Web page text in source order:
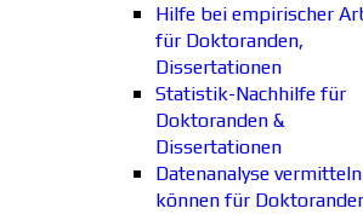
Hilfe bei empirischer
für Doktoranden,
Dissertationen
Statistik-Nachhilfe für
Doktoranden &
Dissertationen
Datenanalyse vermitteln
können für